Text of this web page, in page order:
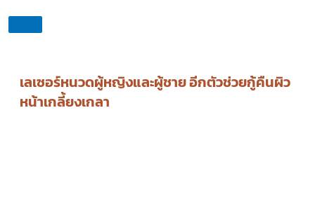
เลเซอร์หนวดผู้หญิงและผู้ชาย อีกตัวช่วยกู้คืนผิว
หน้าเกลี้ยงเกลา